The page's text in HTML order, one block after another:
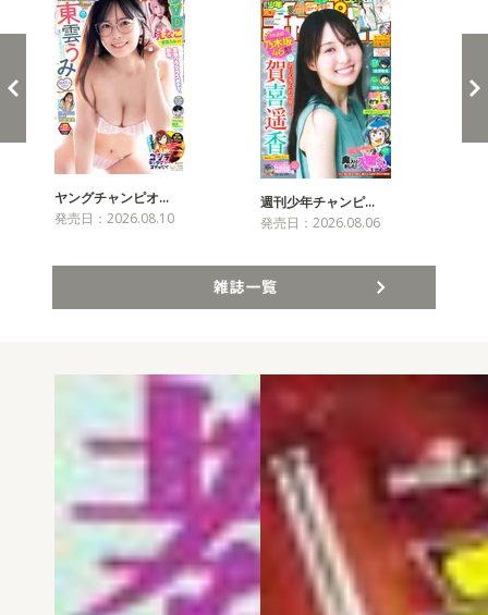
ヤングチャンピオ…
発売日：2026.08.10
週刊少年チャンピ…
発売日：2026.08.06